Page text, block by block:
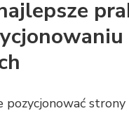
pozycjonować